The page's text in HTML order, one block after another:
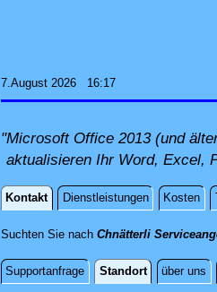
7.August 2026 16:17
"Microsoft Office 2013 (und
aktualisieren Ihr Word, Excel,
Kontakt Dienstleistungen Kosten
Kontakt
Suchten Sie nach Chnätterli
Supportanfrage Standort über uns